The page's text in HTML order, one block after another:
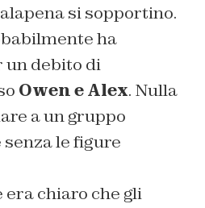
si sopportino.
ha
un debito di
Owen e Alex. Nulla
a un gruppo
le figure
chiaro che gli